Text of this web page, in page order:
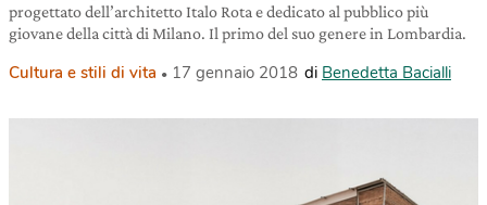
progettato dell’architetto Italo Rota e dedicato al pubblico più
giovane della città di Milano. Il primo del suo genere in Lombardia.
Cultura e stili di vita 17 gennaio 2018 di Benedetta Bacialli